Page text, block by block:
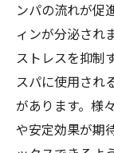
ンパの流れが促
ィンが分泌され
ストレスを抑制
スパに使用され
があります。様
や安定効果が期